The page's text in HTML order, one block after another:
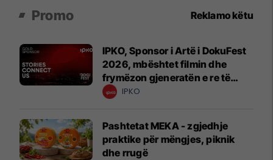
Promo Reklamo këtu
IPKO, Sponsor i Artë i DokuFest
2026, mbështet filmin dhe
frymëzon gjeneratën e re të
krijuesve
IPKO
Pashtetat MEKA - zgjedhje
praktike për mëngjes, piknik
dhe rrugë